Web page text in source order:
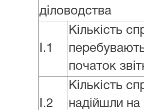
діловодства
I.1
Кількість
початок
I.2
Кількість
надійшли на